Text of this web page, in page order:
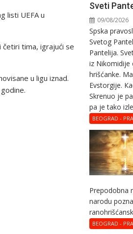
listi UEFA u
četiri tima, igrajući se
u ligu iznad.
Sveti
09/08/2026
Spska
Svеtоg
Pantеlija.
iz Nikomidije
hrišćanke.
Еvstоrgijе.
Skrenuo je
pa je tako
BEOGRAD -
Prepodobna
narodu
BEOGRAD -